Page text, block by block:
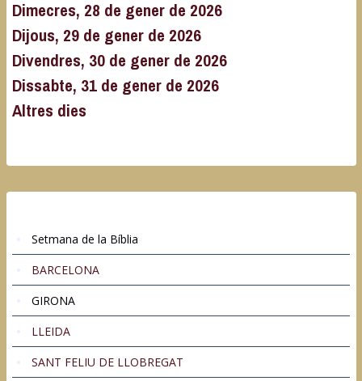
Dimecres, 28 de gener de 2026
Dijous, 29 de gener de 2026
Divendres, 30 de gener de 2026
Dissabte, 31 de gener de 2026
Altres dies
Setmana de la Bíblia
BARCELONA
GIRONA
LLEIDA
SANT FELIU DE LLOBREGAT